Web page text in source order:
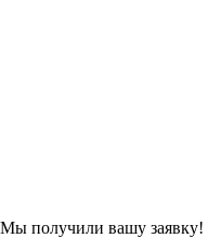
Мы получили вашу заявку!